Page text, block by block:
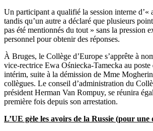
Un participant a qualifié la session interne d’«
tandis qu’un autre a déclaré que plusieurs
pas été mentionnés du tout » sans la pression
personnel pour obtenir des réponses.
À Bruges, le Collège d’Europe s’apprête à
vice-rectrice Ewa Ośniecka-Tamecka au poste
intérim, suite à la démission de Mme
collègues. Le conseil d’administration du
président Herman Van Rompuy, se réunira
première fois depuis son arrestation.
L’UE gèle les avoirs de la Russie (pour